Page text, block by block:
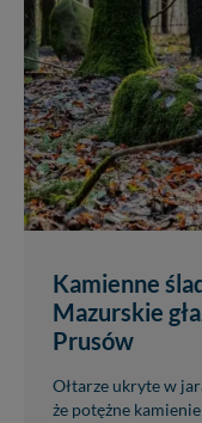
Kamienne
Mazurskie
Prusów
Ołtarze ukryte w
że potężne